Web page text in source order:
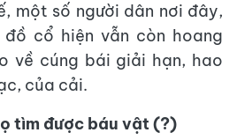
một số người dân nơi đây,
cổ hiện vẫn còn hoang
về cúng bái giải hạn, hao
của cải.
tìm được báu vật (?)